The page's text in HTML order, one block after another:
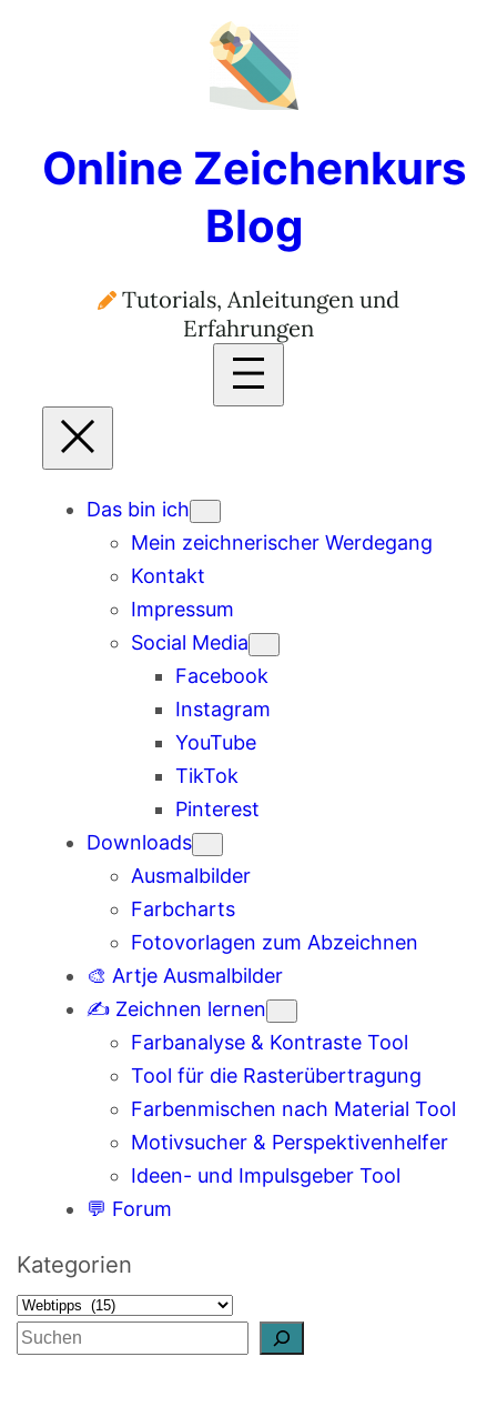
Online Zeichenkurs
Blog
Tutorials, Anleitungen und
Erfahrungen
Das bin ich
Mein zeichnerischer Werdegang
Kontakt
Impressum
Social Media
Facebook
Instagram
YouTube
TikTok
Pinterest
Downloads
Ausmalbilder
Farbcharts
Fotovorlagen zum Abzeichnen
🎨 Artje Ausmalbilder
✍️ Zeichnen lernen
Farbanalyse & Kontraste Tool
Tool für die Rasterübertragung
Farbenmischen nach Material Tool
Motivsucher & Perspektivenhelfer
Ideen- und Impulsgeber Tool
💬 Forum
Kategorien
S